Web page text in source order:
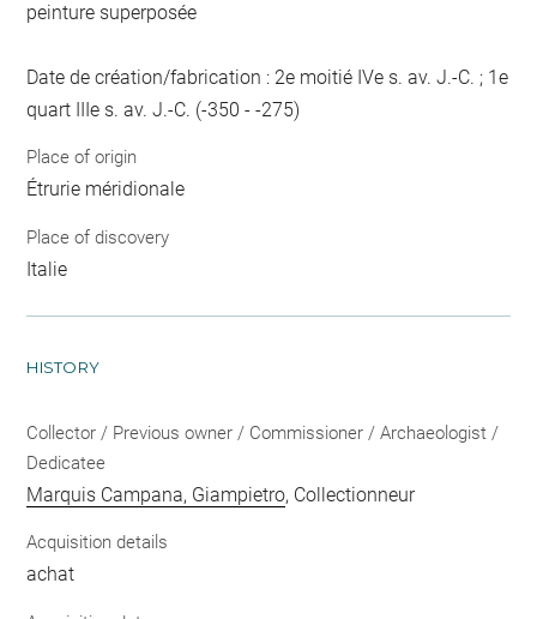
peinture superposée
Date de création/fabrication : 2e moitié IVe s. av. J.-C. ; 1e
quart IIIe s. av. J.-C. (-350 - -275)
Place of origin
Étrurie méridionale
Place of discovery
Italie
HISTORY
Collector / Previous owner / Commissioner / Archaeologist /
Dedicatee
Marquis Campana, Giampietro, Collectionneur
Acquisition details
achat